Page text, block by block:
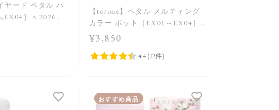
ヤード ペタル パ
］＜2026
【to/one】ペタル メルティング
カラー ポット［EX01～EX04］
＜限定品＞＜2026 Summer
Collection＞
¥3,850
おすすめ商品